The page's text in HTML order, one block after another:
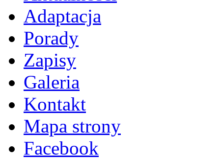
Adaptacja
Porady
Zapisy
Galeria
Kontakt
Mapa strony
Facebook